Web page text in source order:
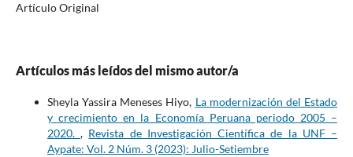
Artículo Original
Artículos más leídos del mismo autor/a
Sheyla Yassira Meneses Hiyo, La modernización del Estado
y crecimiento en la Economía Peruana periodo 2005 –
2020., Revista de Investigación Científica de la UNF –
Aypate: Vol. 2 Núm. 3 (2023): Julio-Setiembre